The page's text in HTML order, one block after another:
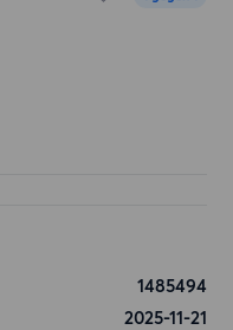
1485494
2025-11-21